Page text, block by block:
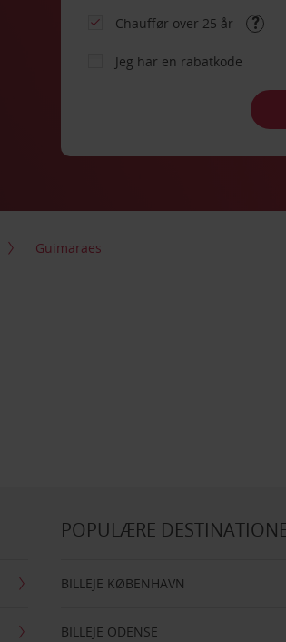
Chauffør over 25 år
Jeg har en rabatkode
Guimaraes
POPULÆRE
BILLEJE KØBENHAVN
BILLEJE ODENSE